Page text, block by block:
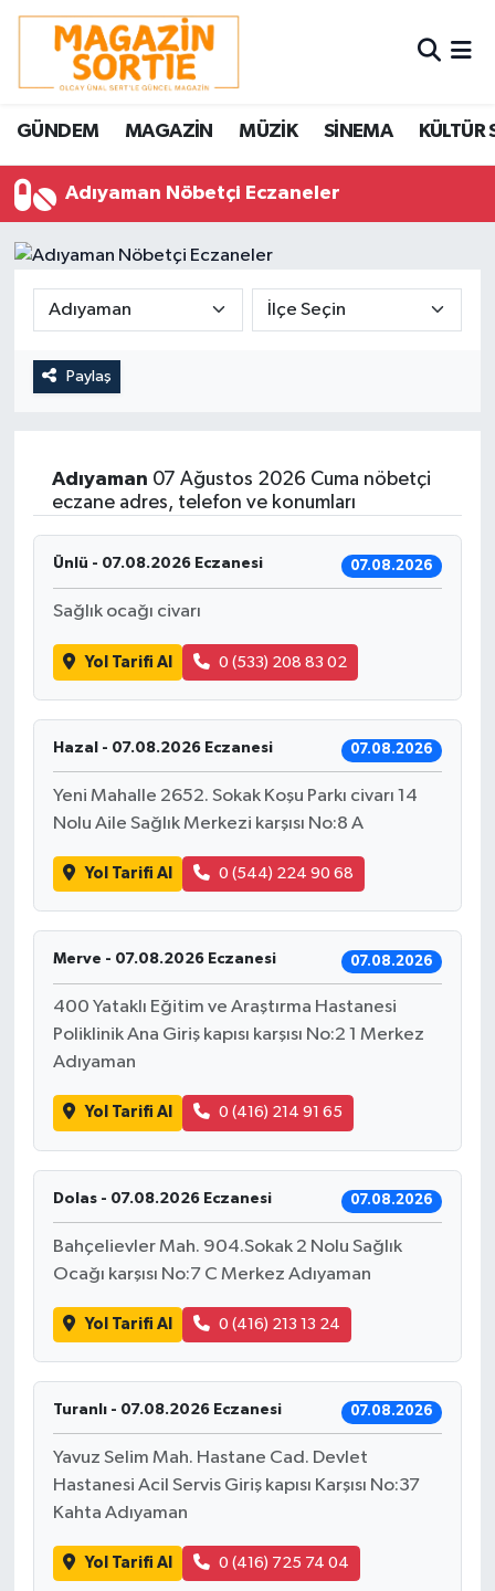
GÜNDEM MAGAZİN MÜZİK SİNEMA KÜLTÜR
Adıyaman Nöbetçi Eczaneler
Paylaş
Adıyaman 07 Ağustos 2026 Cuma nöbetçi
eczane adres, telefon ve konumları
Ünlü - 07.08.2026 Eczanesi 07.08.2026
Sağlık ocağı civarı
Yol Tarifi Al 0 (533) 208 83 02
Hazal - 07.08.2026 Eczanesi 07.08.2026
Yeni Mahalle 2652. Sokak Koşu Parkı civarı 14
Nolu Aile Sağlık Merkezi karşısı No:8 A
Yol Tarifi Al 0 (544) 224 90 68
Merve - 07.08.2026 Eczanesi 07.08.2026
400 Yataklı Eğitim ve Araştırma Hastanesi
Poliklinik Ana Giriş kapısı karşısı No:2 1 Merkez
Adıyaman
Yol Tarifi Al 0 (416) 214 91 65
Dolas - 07.08.2026 Eczanesi 07.08.2026
Bahçelievler Mah. 904.Sokak 2 Nolu Sağlık
Ocağı karşısı No:7 C Merkez Adıyaman
Yol Tarifi Al 0 (416) 213 13 24
Turanlı - 07.08.2026 Eczanesi 07.08.2026
Yavuz Selim Mah. Hastane Cad. Devlet
Hastanesi Acil Servis Giriş kapısı Karşısı No:37
Kahta Adıyaman
Yol Tarifi Al 0 (416) 725 74 04
Nöbetçi Eczaneler
Hava Durumu
Trafik Durumu
Süper Lig Puan Durumu ve Fikstür
Tüm Manşetler
Son Dakika Haberleri